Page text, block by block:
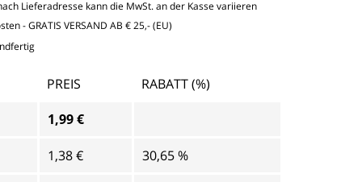
Lieferadresse kann die MwSt. an der Kasse variieren
- GRATIS VERSAND AB € 25,- (EU)
PREIS
RABATT (%)
1,99 €
1,38 € 30,65 %